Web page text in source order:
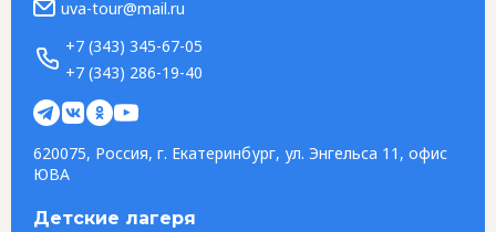
uva-tour@mail.ru
+7 (343) 345-67-05
+7 (343) 286-19-40
620075, Россия, г. Екатеринбург, ул. Энгельса 11, офис
ЮВА
Детские лагеря